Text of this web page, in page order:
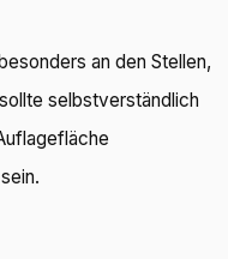
an den Stellen,
selbstverständlich